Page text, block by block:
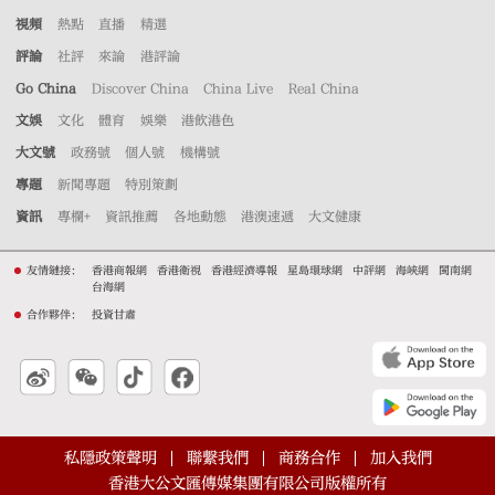
視頻 熱點 直播 精選
評論 社評 來論 港評論
Go China Discover China China Live Real China
文娛 文化 體育 娛樂 港飲港色
大文號 政務號 個人號 機構號
專題 新聞專題 特別策劃
資訊 專欄+ 資訊推薦 各地動態 港澳速遞 大文健康
友情鏈接： 香港商報網 香港衛視 香港經濟導報 星島環球網 中評網 海峽網
閩南網
台海網
合作夥伴： 投資甘肅
私隱政策聲明 聯繫我們 商務合作
加入我們
香港大公文匯傳媒集團有限公司版權所有